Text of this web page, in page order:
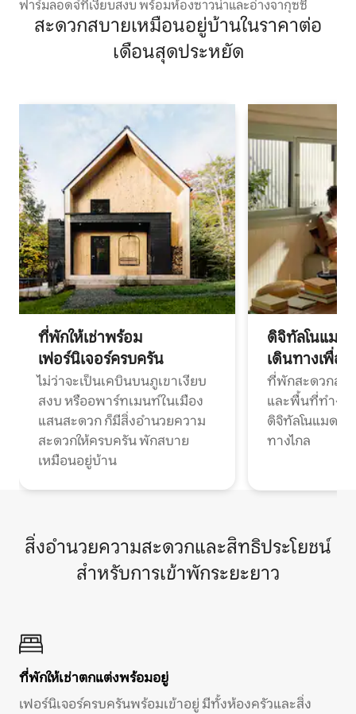
ฟาร์มลอดจ์ที่เงียบสงบ พร้อมห้องซาวน่าและอ่างจากุซซี่
สะดวกสบายเหมือนอยู่บ้านในราคาต่อ
เดือนสุดประหยัด
ที่พักให้เช่าพร้อม
เฟอร์นิเจอร์ครบครัน
ไม่ว่าจะเป็นเคบินบนภูเขาเงียบ
สงบ หรืออพาร์ทเมนท์ในเมือง
แสนสะดวก ก็มีสิ่งอำนวยความ
สะดวกให้ครบครัน พักสบาย
เหมือนอยู่บ้าน
ดิจิทัลโนแมด
เดินทางเพื่อ
ที่พักสะดวกสบ
และพื้นที่ทำงา
ดิจิทัลโนแมดแ
ทางไกล
สิ่งอำนวยความสะดวกและสิทธิประโยชน์
สำหรับการเข้าพักระยะยาว
ที่พักให้เช่าตกแต่งพร้อมอยู่
เฟอร์นิเจอร์ครบครันพร้อมเข้าอยู่ มีทั้งห้องครัวและสิ่ง